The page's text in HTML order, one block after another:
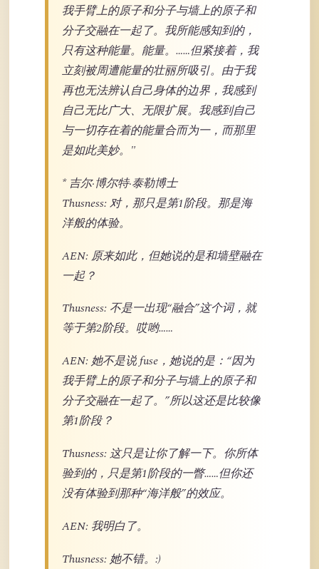
我手臂上的原子和分子与墙上的原子和
分子交融在一起了。我所能感知到的，
只有这种能量。能量。……但紧接着，我
立刻被周遭能量的壮丽所吸引。由于我
再也无法辨认自己身体的边界，我感到
自己无比广大、无限扩展。我感到自己
与一切存在着的能量合而为一，而那里
是如此美妙。"
* 吉尔·博尔特·泰勒博士
Thusness: 对，那只是第1阶段。那是海
洋般的体验。
AEN: 原来如此，但她说的是和墙壁融在
一起？
Thusness: 不是一出现“融合”这个词，就
等于第2阶段。哎哟……
AEN: 她不是说 fuse，她说的是：“因为
我手臂上的原子和分子与墙上的原子和
分子交融在一起了。”所以这还是比较像
第1阶段？
Thusness: 这只是让你了解一下。你所体
验到的，只是第1阶段的一瞥……但你还
没有体验到那种“海洋般”的效应。
AEN: 我明白了。
Thusness: 她不错。:)